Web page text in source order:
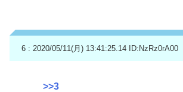
6 : 2020/05/11(月) 13:41:25.14 ID:NzRz0rA00
>>3